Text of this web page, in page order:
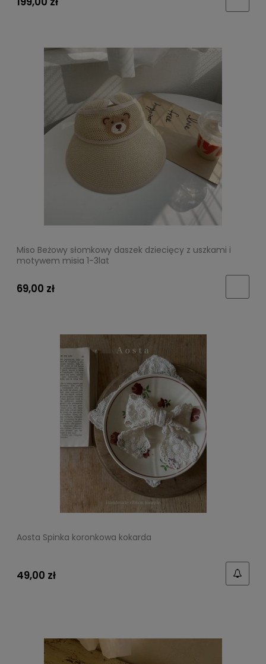
Miso Beżowy słomkowy daszek dziecięcy z uszkami i
motywem misia 1-3lat
69,00 zł
Aosta Spinka koronkowa kokarda
49,00 zł